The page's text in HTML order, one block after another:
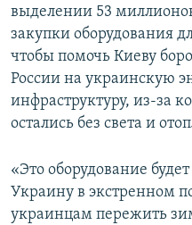
выделении 53
закупки оборудования
чтобы помочь Киеву
России на украинскую
инфраструктуру, из-за
остались без света и
«Это оборудование
Украину в экстренном
украинцам пережить